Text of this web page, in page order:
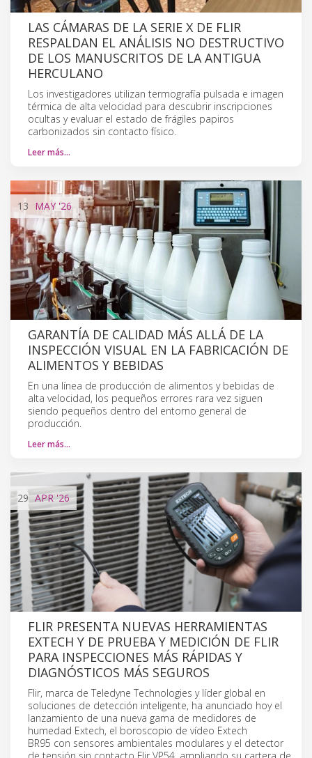
LAS CÁMARAS DE LA SERIE X DE FLIR
RESPALDAN EL ANÁLISIS NO DESTRUCTIVO
DE LOS MANUSCRITOS DE LA ANTIGUA
HERCULANO
Los investigadores utilizan termografía pulsada e imagen
térmica de alta velocidad para descubrir inscripciones
ocultas y evaluar el estado de frágiles papiros
carbonizados sin contacto físico.
Leer más…
13 MAY'26
GARANTÍA DE CALIDAD MÁS ALLÁ DE LA
INSPECCIÓN VISUAL EN LA FABRICACIÓN DE
ALIMENTOS Y BEBIDAS
En una línea de producción de alimentos y bebidas de
alta velocidad, los pequeños errores rara vez siguen
siendo pequeños dentro del entorno general de
producción.
Leer más…
29 APR '26
FLIR PRESENTA NUEVAS HERRAMIENTAS
EXTECH Y DE PRUEBA Y MEDICIÓN DE FLIR
PARA INSPECCIONES MÁS RÁPIDAS Y
DIAGNÓSTICOS MÁS SEGUROS
Flir, marca de Teledyne Technologies y líder global en
soluciones de detección inteligente, ha anunciado hoy el
lanzamiento de una nueva gama de medidores de
humedad Extech, el boroscopio de vídeo Extech
BR95 con sensores ambientales modulares y el detector